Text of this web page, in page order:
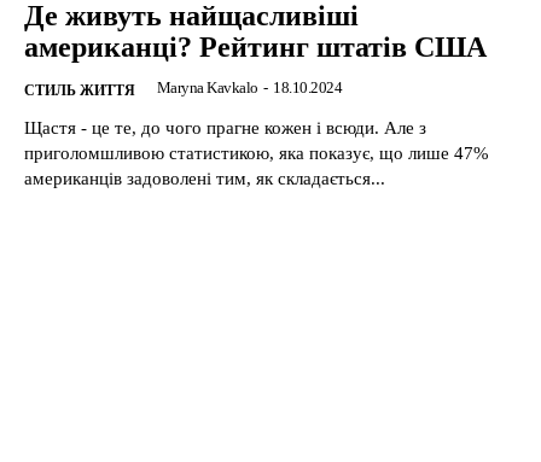
Де живуть найщасливіші
американці? Рейтинг штатів США
СТИЛЬ ЖИТТЯ Maryna Kavkalo - 18.10.2024
Щастя - це те, до чого прагне кожен і всюди. Але з
приголомшливою статистикою, яка показує, що лише 47%
американців задоволені тим, як складається...